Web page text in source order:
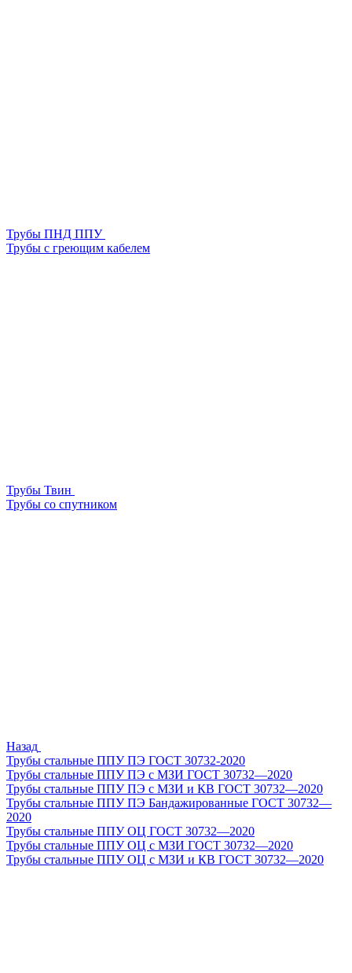
Трубы ПНД ППУ
Трубы с греющим кабелем
Трубы Твин
Трубы со спутником
Назад
Трубы стальные ППУ ПЭ ГОСТ 30732-2020
Трубы стальные ППУ ПЭ с МЗИ ГОСТ 30732—2020
Трубы стальные ППУ ПЭ с МЗИ и КВ ГОСТ 30732—2020
Трубы стальные ППУ ПЭ Бандажированные ГОСТ 30732—
2020
Трубы стальные ППУ ОЦ ГОСТ 30732—2020
Трубы стальные ППУ ОЦ с МЗИ ГОСТ 30732—2020
Трубы стальные ППУ ОЦ с МЗИ и КВ ГОСТ 30732—2020